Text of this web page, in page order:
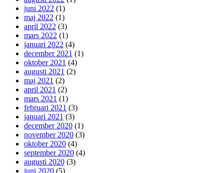
juni 2022 (1)
maj 2022 (1)
april 2022 (3)
mars 2022 (1)
januari 2022 (4)
december 2021 (1)
oktober 2021 (4)
augusti 2021 (2)
maj 2021 (2)
april 2021 (2)
mars 2021 (1)
februari 2021 (3)
januari 2021 (3)
december 2020 (1)
november 2020 (3)
oktober 2020 (4)
september 2020 (4)
augusti 2020 (3)
juni 2020 (5)